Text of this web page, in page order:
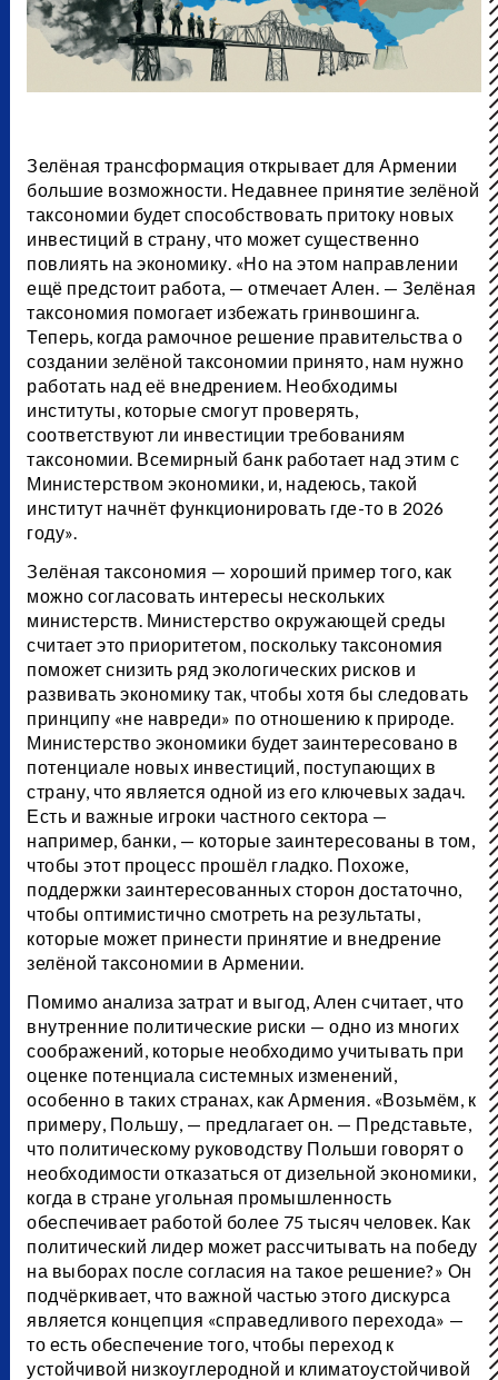
Зелёная трансформация открывает для Армении
большие возможности. Недавнее принятие зелёной
таксономии будет способствовать притоку новых
инвестиций в страну, что может существенно
повлиять на экономику. «Но на этом направлении
ещё предстоит работа, — отмечает Ален. — Зелёная
таксономия помогает избежать гринвошинга.
Теперь, когда рамочное решение правительства о
создании зелёной таксономии принято, нам нужно
работать над её внедрением. Необходимы
институты, которые смогут проверять,
соответствуют ли инвестиции требованиям
таксономии. Всемирный банк работает над этим с
Министерством экономики, и, надеюсь, такой
институт начнёт функционировать где-то в 2026
году».
Зелёная таксономия — хороший пример того, как
можно согласовать интересы нескольких
министерств. Министерство окружающей среды
считает это приоритетом, поскольку таксономия
поможет снизить ряд экологических рисков и
развивать экономику так, чтобы хотя бы следовать
принципу «не навреди» по отношению к природе.
Министерство экономики будет заинтересовано в
потенциале новых инвестиций, поступающих в
страну, что является одной из его ключевых задач.
Есть и важные игроки частного сектора —
например, банки, — которые заинтересованы в том,
чтобы этот процесс прошёл гладко. Похоже,
поддержки заинтересованных сторон достаточно,
чтобы оптимистично смотреть на результаты,
которые может принести принятие и внедрение
зелёной таксономии в Армении.
Помимо анализа затрат и выгод, Ален считает, что
внутренние политические риски — одно из многих
соображений, которые необходимо учитывать при
оценке потенциала системных изменений,
особенно в таких странах, как Армения. «Возьмём, к
примеру, Польшу, — предлагает он. — Представьте,
что политическому руководству Польши говорят о
необходимости отказаться от дизельной экономики,
когда в стране угольная промышленность
обеспечивает работой более 75 тысяч человек. Как
политический лидер может рассчитывать на победу
на выборах после согласия на такое решение?» Он
подчёркивает, что важной частью этого дискурса
является концепция «справедливого перехода» —
то есть обеспечение того, чтобы переход к
устойчивой низкоуглеродной и климатоустойчивой